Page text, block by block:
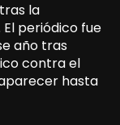
la
El periódico fue
año tras
contra el
hasta